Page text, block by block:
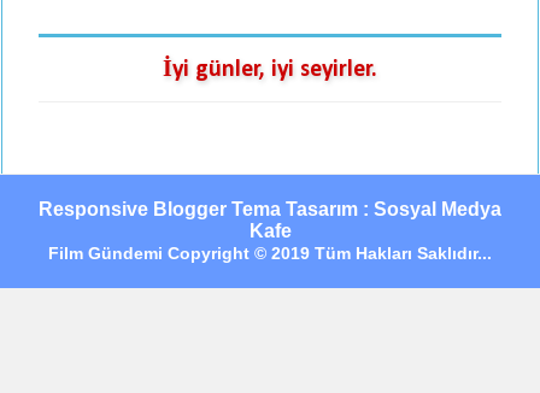
İyi günler, iyi seyirler.
Responsive Blogger Tema Tasarım : Sosyal Medya
Kafe
Film Gündemi Copyright © 2019 Tüm Hakları Saklıdır...